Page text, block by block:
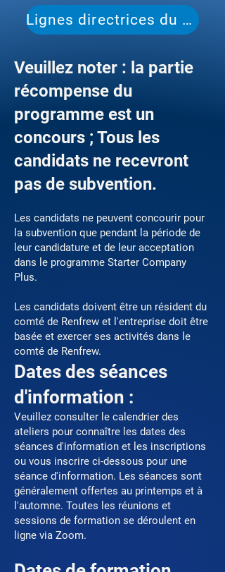
Lignes directrices du programme
Veuillez noter : la partie
récompense du
programme est un
concours ; Tous les
candidats ne recevront
pas de subvention.
Les candidats ne peuvent concourir pour
la subvention que pendant la période de
leur candidature et de leur acceptation
dans le programme Starter Company
Plus.
Les candidats doivent être un résident du
comté de Renfrew et l'entreprise doit être
basée et exercer ses activités dans le
comté de Renfrew.
Dates des séances
d'information :
Veuillez consulter le calendrier des
ateliers pour connaître les dates des
séances d'information et les inscriptions
ou vous inscrire ci-dessous pour une
séance d'information. Les séances sont
généralement offertes au printemps et à
l'automne. Toutes les réunions et
sessions de formation se déroulent en
ligne via Zoom.